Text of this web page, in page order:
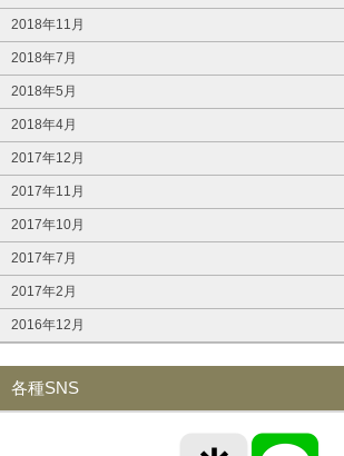
2018年11月
2018年7月
2018年5月
2018年4月
2017年12月
2017年11月
2017年10月
2017年7月
2017年2月
2016年12月
各種SNS